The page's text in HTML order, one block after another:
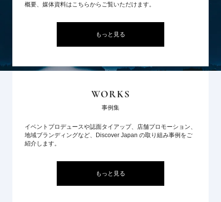
概要、媒体資料はこちらからご覧いただけます。
もっと見る
WORKS
事例集
イベントプロデュースや誌面タイアップ、店舗プロモーション、
地域ブランディングなど、Discover Japan の取り組み事例をご
紹介します。
もっと見る